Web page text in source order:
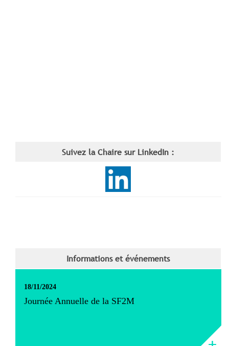
Suivez la Chaire sur LinkedIn :
Informations et événements
18/11/2024
Journée Annuelle de la SF2M